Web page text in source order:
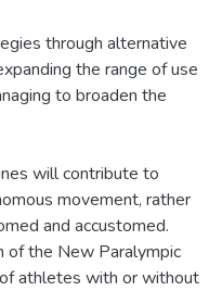
through alternative
the range of use
to broaden the
will contribute to
movement, rather
and accustomed.
of the New Paralympic
athletes with or without